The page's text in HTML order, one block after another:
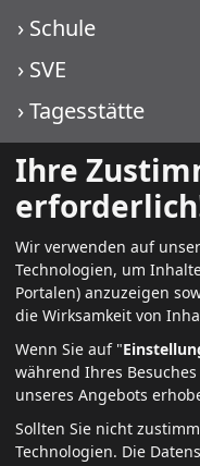
› Schule
› SVE
›Tagesstätte
›WIKO KJF
› WIKO PMT
Weitere Infos
› Kontakt
›aktuell
›Jobs + Karriere
Ihre
Wir verwenden auf
Technologien, um
Portalen) anzuzeigen
die Wirksamkeit von
Wenn Sie auf "
während Ihres
unseres Angebots
Sollten Sie nicht
Technologien. Die